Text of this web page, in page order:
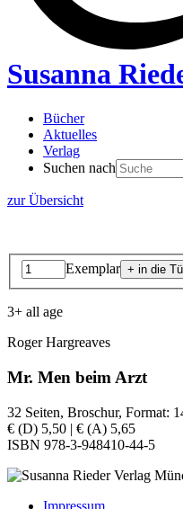
Susanna
Bücher
Aktuelles
Verlag
Suchen nach
zur Übersicht
Exemplar
3+ all age
Roger Hargreaves
Mr. Men beim Arzt
32 Seiten, Broschur, Format:
€ (D) 5,50 | € (A) 5,65
ISBN 978-3-948410-44-5
Impressum